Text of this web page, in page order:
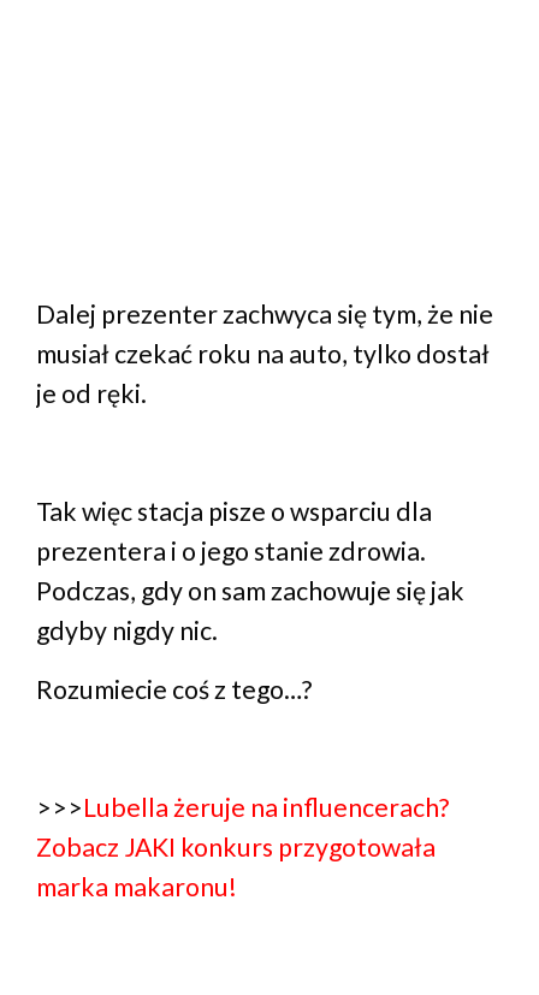
Dalej prezenter zachwyca się tym, że nie
musiał czekać roku na auto, tylko dostał
je od ręki.
Tak więc stacja pisze o wsparciu dla
prezentera i o jego stanie zdrowia.
Podczas, gdy on sam zachowuje się jak
gdyby nigdy nic.
Rozumiecie coś z tego…?
>>>Lubella żeruje na influencerach?
Zobacz JAKI konkurs przygotowała
marka makaronu!